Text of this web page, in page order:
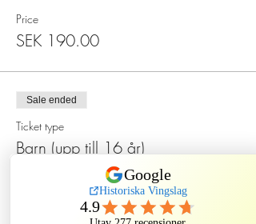
Price
SEK 190.00
Sale ended
Ticket type
Barn (upp till 16 år)
SEK 130.00